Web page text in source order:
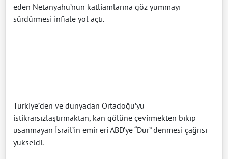
eden Netanyahu’nun katliamlarına göz yummayı
sürdürmesi infiale yol açtı.
Türkiye’den ve dünyadan Ortadoğu’yu
istikrarsızlaştırmaktan, kan gölüne çevirmekten bıkıp
usanmayan İsrail’in emir eri ABD’ye “Dur” denmesi çağrısı
yükseldi.